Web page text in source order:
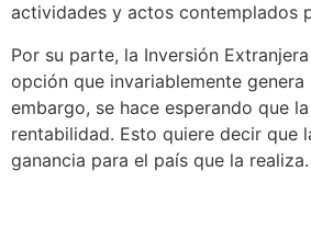
actividades y actos contemplados
Por su parte, la Inversión
opción que invariablemente genera
embargo, se hace esperando que
rentabilidad. Esto quiere decir que
ganancia para el país que la realiza.